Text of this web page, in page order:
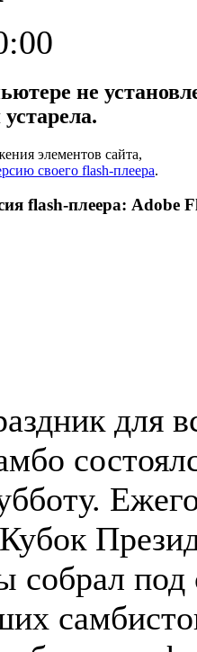
не
элементов сайта,
своего flash-плеера.
flash-плеера: Adobe
для
собрал под